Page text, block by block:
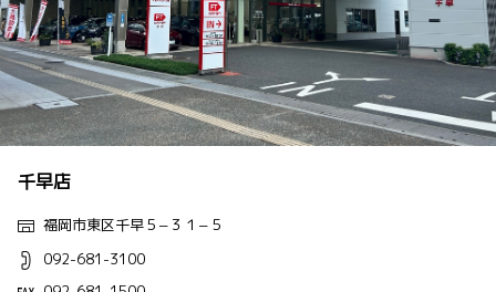
千早店
福岡市東区千早５−３１−５
092-681-3100